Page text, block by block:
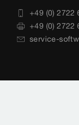
+49 (0) 2722
+49 (0) 2722
service-